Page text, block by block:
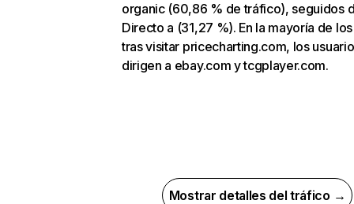
organic (60,86 % de tráfico), seguidos
Directo a (31,27 %). En la mayoría de
tras visitar pricecharting.com, los
dirigen a ebay.com y tcgplayer.com.
Mostrar detalles del tráfico →